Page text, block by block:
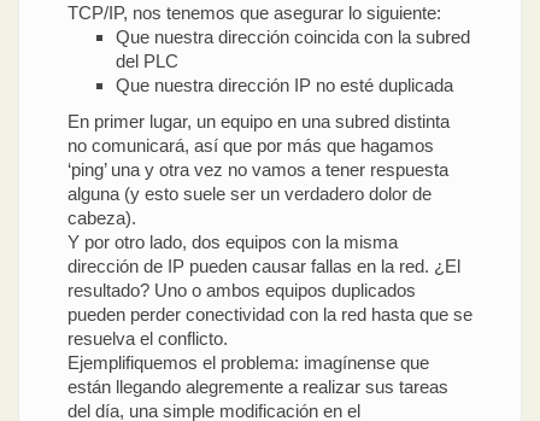
TCP/IP, nos tenemos que asegurar lo siguiente:
Que nuestra dirección coincida con la subred
del PLC
Que nuestra dirección IP no esté duplicada
En primer lugar, un equipo en una subred distinta
no comunicará, así que por más que hagamos
‘ping’ una y otra vez no vamos a tener respuesta
alguna (y esto suele ser un verdadero dolor de
cabeza).
Y por otro lado, dos equipos con la misma
dirección de IP pueden causar fallas en la red. ¿El
resultado? Uno o ambos equipos duplicados
pueden perder conectividad con la red hasta que se
resuelva el conflicto.
Ejemplifiquemos el problema: imagínense que
están llegando alegremente a realizar sus tareas
del día, una simple modificación en el